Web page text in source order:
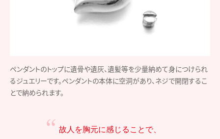
ペンダントのトップに遺骨や遺灰、遺髪等を少量納めて身につけられ
るジュエリーです。ペンダントの本体に空洞があり、ネジで開閉するこ
とで納められます。
故人を胸元に感じることで、